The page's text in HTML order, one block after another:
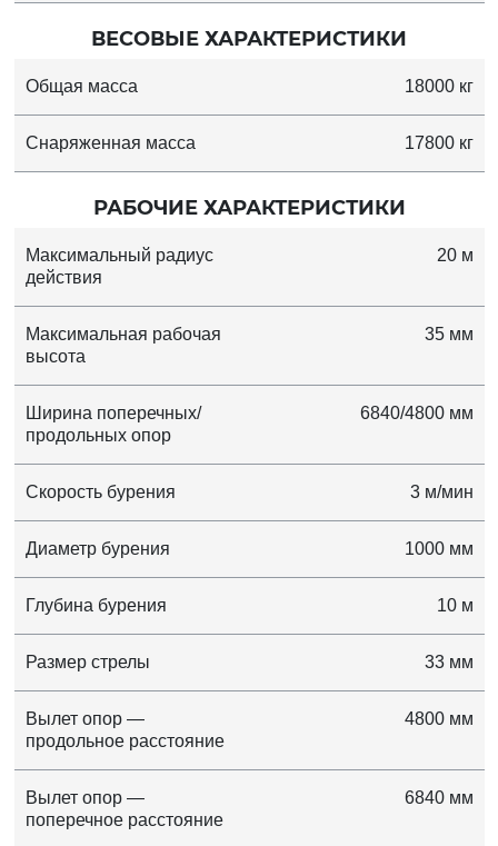
ВЕСОВЫЕ ХАРАКТЕРИСТИКИ
Общая масса 18000 кг
Снаряженная масса 17800 кг
РАБОЧИЕ ХАРАКТЕРИСТИКИ
Максимальный радиус
действия
20 м
Максимальная рабочая
высота
35 мм
Ширина поперечных/
продольных опор
6840/4800 мм
Скорость бурения 3 м/мин
Диаметр бурения 1000 мм
Глубина бурения 10 м
Размер стрелы 33 мм
Вылет опор —
продольное расстояние
4800 мм
Вылет опор —
поперечное расстояние
6840 мм